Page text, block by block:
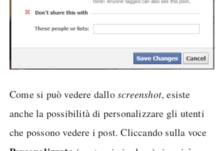
Come si può vedere dalloscreenshot, esiste
anche la possibilità di personalizzare gli utenti
che possono vedere i post. Cliccando sulla voce